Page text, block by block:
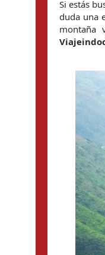
Si estás
duda una